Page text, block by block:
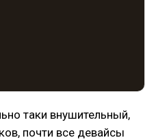
таки внушительный,
почти все девайсы